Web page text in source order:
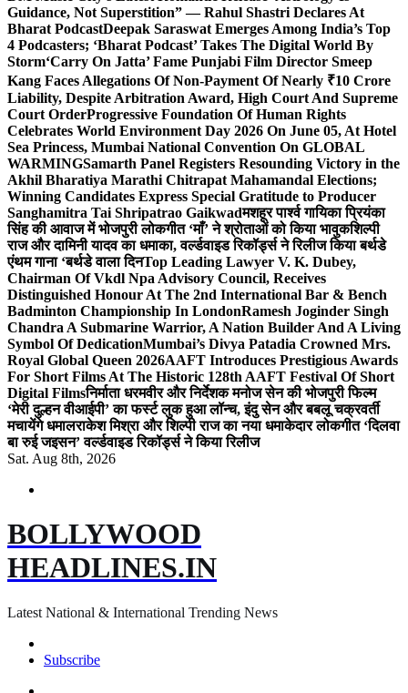
Guidance, Not Superstition” — Rahul Shastri Declares At
Bharat PodcastDeepak Saraswat Emerges Among India’s Top
4 Podcasters; ‘Bharat Podcast’ Takes The Digital World By
Storm‘Carry On Jatta’ Fame Punjabi Film Director Smeep
Kang Faces Allegations Of Non-Payment Of Nearly ₹10 Crore
Liability, Despite Arbitration Award, High Court And Supreme
Court OrderProgressive Foundation Of Human Rights
Celebrates World Environment Day 2026 On June 05, At Hotel
Sea Princess, Mumbai National Convention On GLOBAL
WARMINGSamarth Panel Registers Resounding Victory in the
Akhil Bharatiya Marathi Chitrapat Mahamandal Elections;
Winning Candidates Express Special Gratitude to Producer
Sanghamitra Tai Shripatrao Gaikwadमशहूर पार्श्व गायिका प्रियंका
सिंह की आवाज में भोजपुरी लोकगीत ‘माँ’ ने श्रोताओं को किया भावुकशिल्पी
राज और दामिनी यादव का धमाका, वर्ल्डवाइड रिकॉर्ड्स ने रिलीज किया बर्थडे
एंथम गाना ‘बर्थडे वाला दिनTop Leading Lawyer V. K. Dubey,
Chairman Of Vkdl Npa Advisory Council, Receives
Distinguished Honour At The 2nd International Bar & Bench
Badminton Championship In LondonRamesh Joginder Singh
Chandra A Submarine Warrior, A Nation Builder And A Living
Symbol Of DedicationMumbai’s Divya Patadia Crowned Mrs.
Royal Global Queen 2026AAFT Introduces Prestigious Awards
For Short Films At The Historic 128th AAFT Festival Of Short
Digital Filmsनिर्माता धरमवीर और निर्देशक मनोज सेन की भोजपुरी फिल्म
‘मेरी दुल्हन वीआईपी’ का फर्स्ट लुक हुआ लॉन्च, इंदु सेन और बबलू चक्रवर्ती
मचायेंगे धमालराकेश मिश्रा और शिल्पी राज का नया धमाकेदार लोकगीत ‘दिलवा
बा रुई जइसन’ वर्ल्डवाइड रिकॉर्ड्स ने किया रिलीज
Sat. Aug 8th, 2026
BOLLYWOOD
HEADLINES.IN
Latest National & International Trending News
Subscribe